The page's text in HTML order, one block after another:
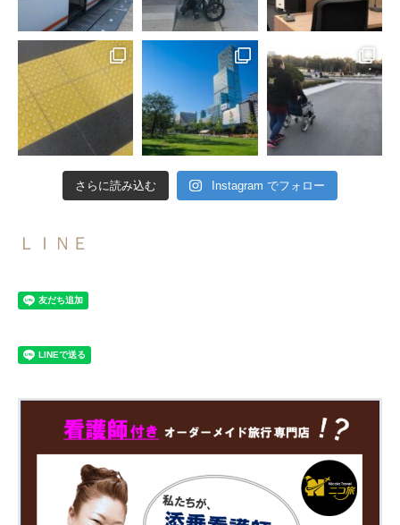
さらに読み込む Instagram でフォロー
ＬＩＮＥ